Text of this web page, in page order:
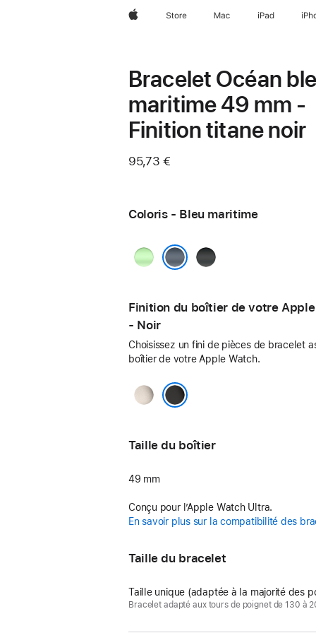
AppleStore Mac iPad
Bracelet Océan
maritime 49 mm -
Finition titane noir
95,73 €
Coloris - Bleu maritime
Vert
Noir
Finition du boîtier de votre
- Noir
Choisissez un fini de pièces de bracelet
boîtier de votre Apple Watch.
Naturel
Taille du boîtier
49 mm
Conçu pour l’Apple Watch Ultra.
En savoir plus sur la compatibilité des
Taille du bracelet
Taille unique (adaptée à la majorité des
Bracelet adapté aux tours de poignet de 130 à